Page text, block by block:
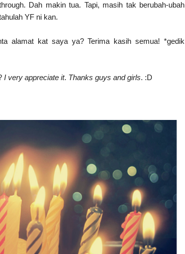
Dah makin tua. Tapi, masih tak berubah-ubah
YF ni kan.
alamat kat saya ya? Terima kasih semua! *gedik
I very appreciate it. Thanks guys and girls. :D